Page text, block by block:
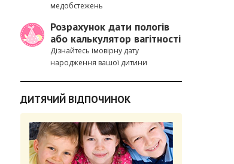
медобстежень
Розрахунок дати пологів
або калькулятор вагітності
Дізнайтесь імовірну дату
народження вашої дитини
ДИТЯЧИЙ ВІДПОЧИНОК